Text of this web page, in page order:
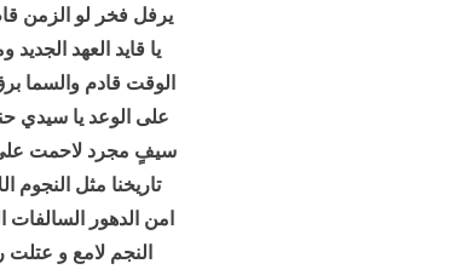
يرفل فخر لو الزمن
يا قايد العهد الجديد
الوقت قادم والسما
على الوعد يا سيدي
سيفٍ مجرد لاحمت
تاريخنا مثل النجوم
امن الدهور السالفات
النجم لامع و عتلت